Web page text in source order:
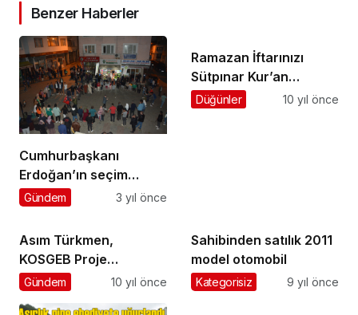
Benzer Haberler
Cumhurbaşkanı
Erdoğan’ın seçim
zaferi Şalpazarı’nda
Gündem 3 yıl önce
Ramazan İftarınızı
Sütpınar Kur’an
Kursu’nda verin
Düğünler 10 yıl önce
Asım Türkmen,
KOSGEB Proje
Koordinasyon Daire
Gündem 10 yıl önce
Sahibinden satılık 2011
model otomobil
Kategorisiz 9 yıl önce